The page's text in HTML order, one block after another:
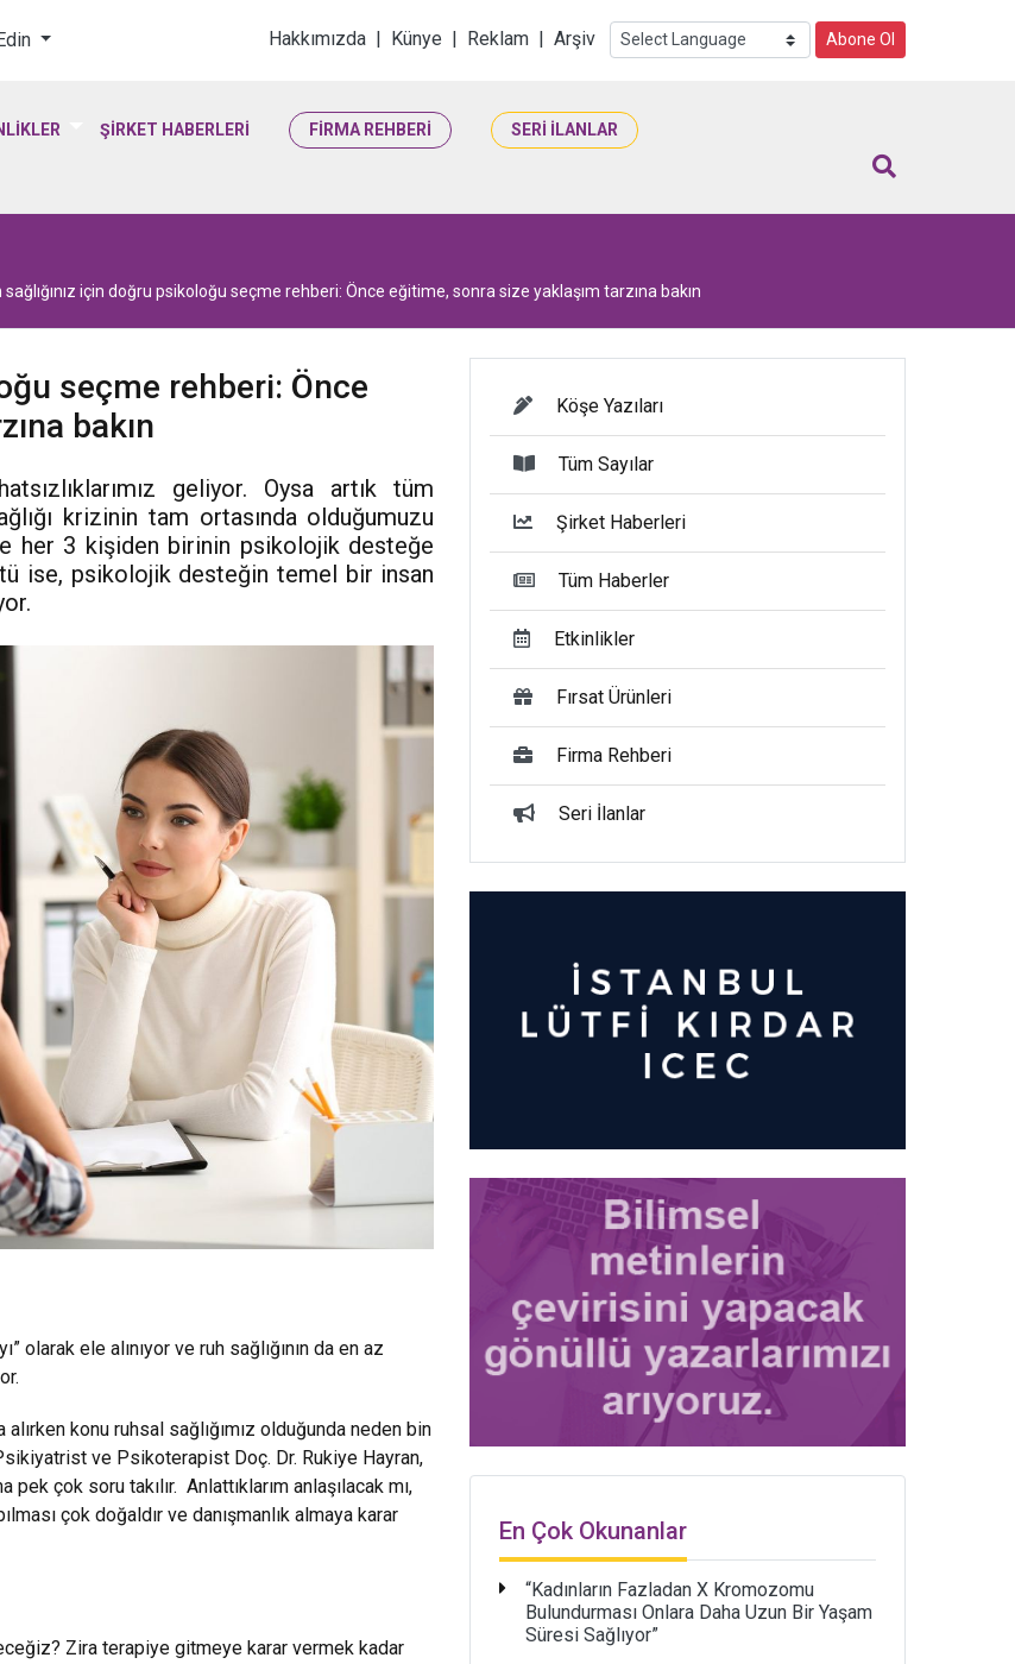
& Yaşam Bilimleri
Hakkımızda | Künye | Reklam | Arşiv Abone Ol
ŞİRKET HABERLERİ FİRMA REHBERİ SERİ İLANLAR
sağlığınız için doğru psikoloğu seçme rehberi: Önce eğitime, sonra size yaklaşım tarzına bakın
seçme rehberi: Önce
bakın
geliyor. Oysa artık tüm
krizinin tam ortasında olduğumuzu
her 3 kişiden birinin psikolojik desteğe
ise, psikolojik desteğin temel bir insan
olarak ele alınıyor ve ruh sağlığının da en az
konu ruhsal sağlığımız olduğunda neden bin
ve Psikoterapist Doç. Dr. Rukiye Hayran,
çok soru takılır. Anlattıklarım anlaşılacak mı,
çok doğaldır ve danışmanlık almaya karar
Zira terapiye gitmeye karar vermek kadar
Köşe Yazıları
Tüm Sayılar
Şirket Haberleri
Tüm Haberler
Etkinlikler
Fırsat Ürünleri
Firma Rehberi
Seri İlanlar
En Çok Okunanlar
“Kadınların Fazladan X Kromozomu
Bulundurması Onlara Daha Uzun Bir Yaşam
Süresi Sağlıyor”